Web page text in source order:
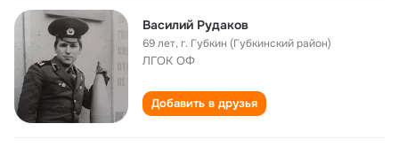
Василий Рудаков
69 лет,г. Губкин (Губкинский район)
ЛГОК ОФ
Добавить в друзья